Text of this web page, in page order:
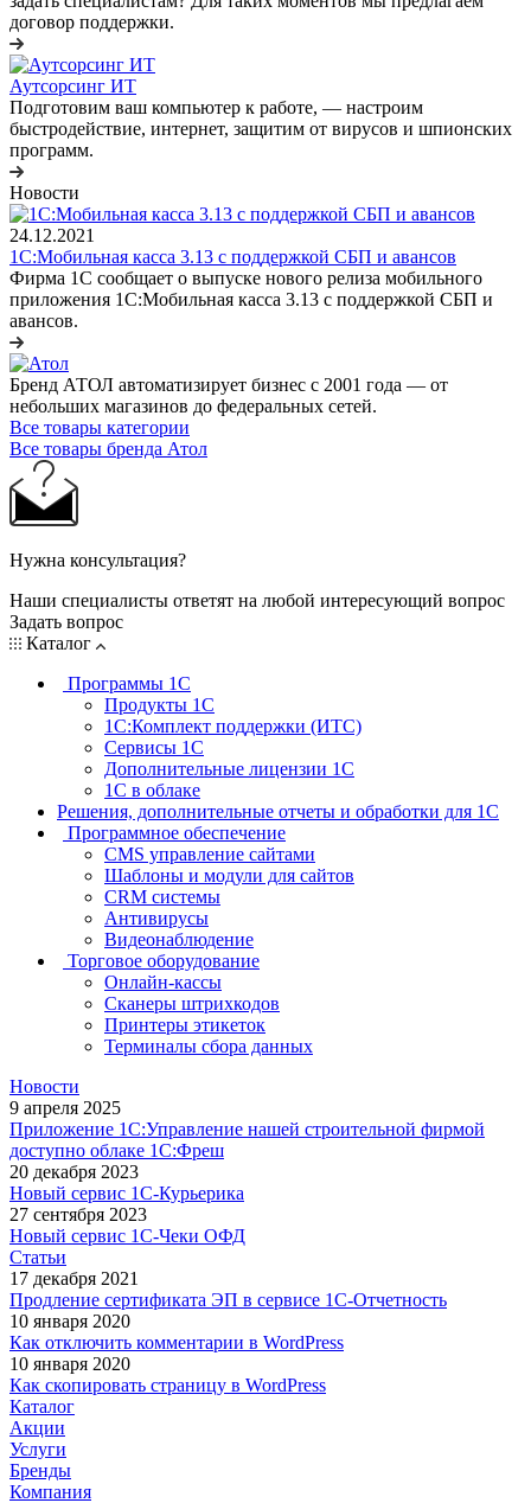
договор поддержки.
Аутсорсинг ИТ
Подготовим ваш компьютер к работе, — настроим
быстродействие, интернет, защитим от вирусов и шпионских
программ.
Новости
24.12.2021
1С:Мобильная касса 3.13 с поддержкой СБП и авансов
Фирма 1С сообщает о выпуске нового релиза мобильного
приложения 1С:Мобильная касса 3.13 с поддержкой СБП и
авансов.
Бренд АТОЛ автоматизирует бизнес с 2001 года — от
небольших магазинов до федеральных сетей.
Все товары категории
Все товары бренда Атол
Нужна консультация?
Наши специалисты ответят на любой интересующий вопрос
Задать вопрос
Каталог
Программы 1С
Продукты 1С
1С:Комплект поддержки (ИТС)
Сервисы 1С
Дополнительные лицензии 1С
1С в облаке
Решения, дополнительные отчеты и обработки для 1С
Программное обеспечение
CMS управление сайтами
Шаблоны и модули для сайтов
CRM системы
Антивирусы
Видеонаблюдение
Торговое оборудование
Онлайн-кассы
Сканеры штрихкодов
Принтеры этикеток
Терминалы сбора данных
Новости
9 апреля 2025
Приложение 1С:Управление нашей строительной фирмой
доступно облаке 1С:Фреш
20 декабря 2023
Новый сервис 1С-Курьерика
27 сентября 2023
Новый сервис 1С-Чеки ОФД
Статьи
17 декабря 2021
Продление сертификата ЭП в сервисе 1С-Отчетность
10 января 2020
Как отключить комментарии в WordPress
10 января 2020
Как скопировать страницу в WordPress
Каталог
Акции
Услуги
Бренды
Компания